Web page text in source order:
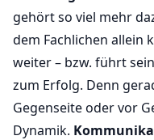
gehört so viel mehr
dem Fachlichen allein
weiter – bzw. führt
zum Erfolg. Denn
Gegenseite oder vor
Dynamik.